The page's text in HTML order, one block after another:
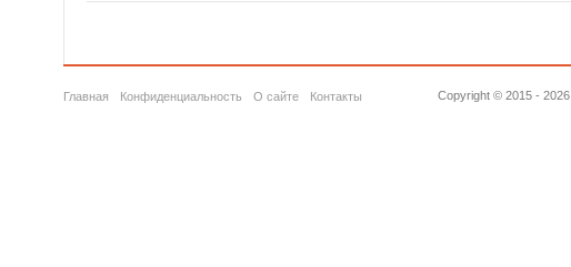
Главная Конфиденциальность О сайте Контакты Copyright © 2015 - 2026